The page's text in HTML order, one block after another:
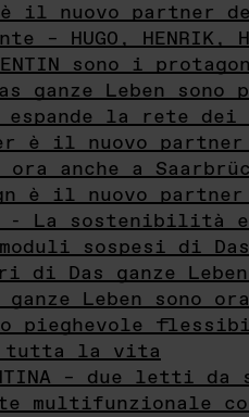
è il nuovo partner
– HUGO, HENRIK,
sono i
ganze Leben
espande la rete
è il nuovo partner
ora anche a
è il nuovo partner
- La sostenibilità
sospesi di Das
di Das ganze
Leben sono
pieghevole
tutta la vita
– due letti da
multifunzionale